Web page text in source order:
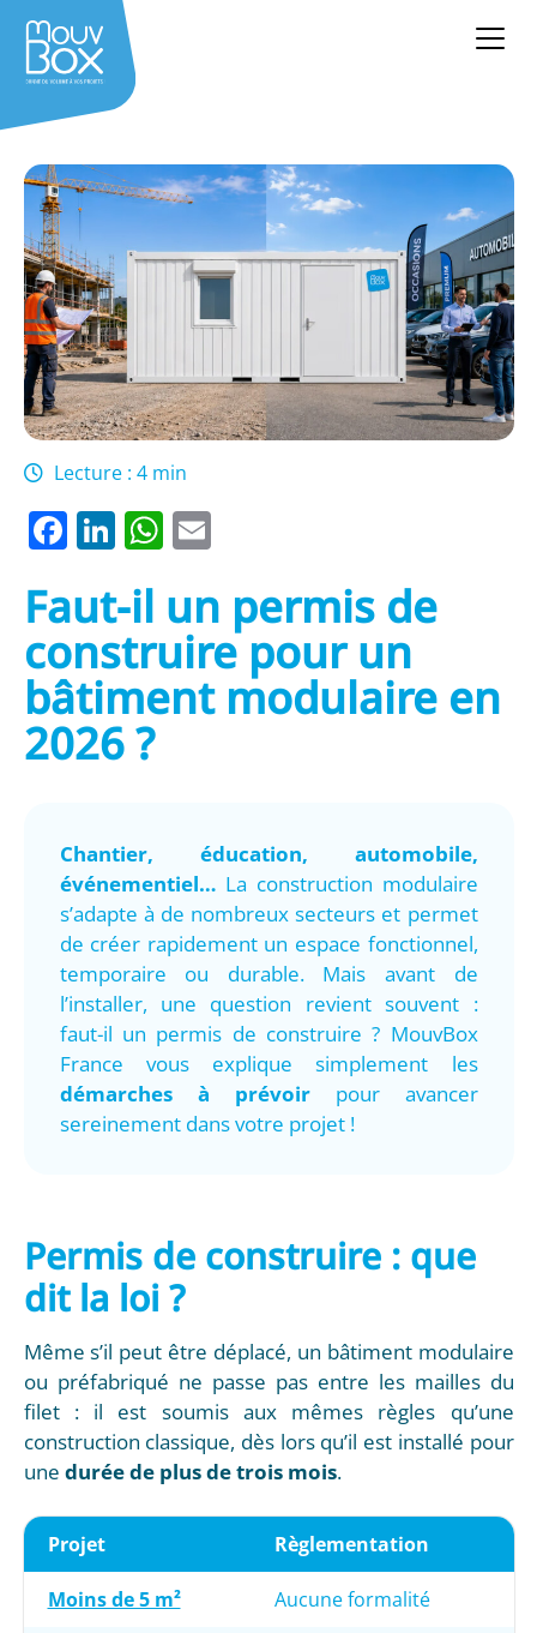
Lecture : 4 min
Facebook
LinkedIn
WhatsApp
Email
Faut-il un permis de
construire pour un
bâtiment modulaire en
2026 ?
Chantier, éducation, automobile,
événementiel… La construction modulaire
s’adapte à de nombreux secteurs et permet
de créer rapidement un espace fonctionnel,
temporaire ou durable. Mais avant de
l’installer, une question revient souvent :
faut-il un permis de construire ? MouvBox
France vous explique simplement les
démarches à prévoirpour avancer
sereinement dans votre projet !
Permis de construire : que
dit la loi ?
Même s’il peut être déplacé, un bâtiment modulaire
ou préfabriqué ne passe pas entre les mailles du
filet : il est soumis aux mêmes règles qu’une
construction classique, dès lors qu’il est installé pour
une durée de plus de trois mois.
Projet Règlementation
Moins de 5 m² Aucune formalité